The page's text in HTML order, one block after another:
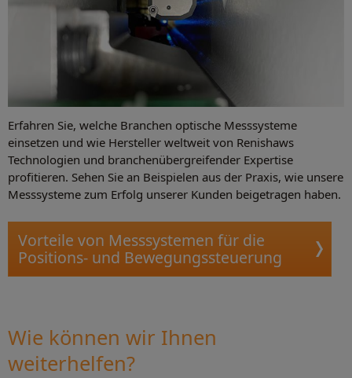
Erfahren Sie, welche Branchen optische Messsysteme
einsetzen und wie Hersteller weltweit von Renishaws
Technologien und branchenübergreifender Expertise
profitieren. Sehen Sie an Beispielen aus der Praxis, wie unsere
Messsysteme zum Erfolg unserer Kunden beigetragen haben.
Vorteile von Messsystemen für die
Positions- und Bewegungssteuerung
Wie können wir Ihnen
weiterhelfen?